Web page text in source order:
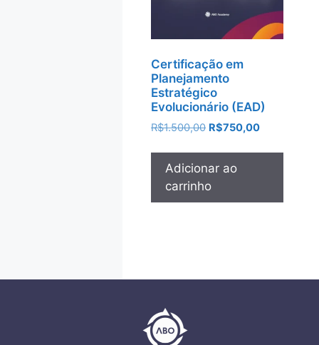
Certificação em
Planejamento
Estratégico
Evolucionário (EAD)
R$1.500,00 R$750,00
Adicionar ao
carrinho